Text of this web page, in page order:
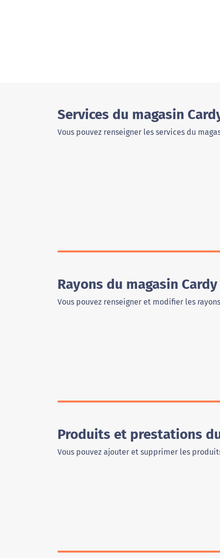
Services du magasin
Vous pouvez renseigner les services du
Rayons du magasin
Vous pouvez renseigner et modifier les
Produits et prestations
Vous pouvez ajouter et supprimer les